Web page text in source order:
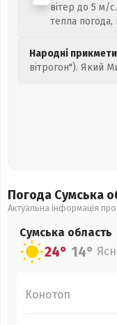
вітер до 5 м/
тепла
Народні
вітрогон"). Який
Погода Сумська
Актуальна інформація
Сумська область
24° 14°
Конотоп